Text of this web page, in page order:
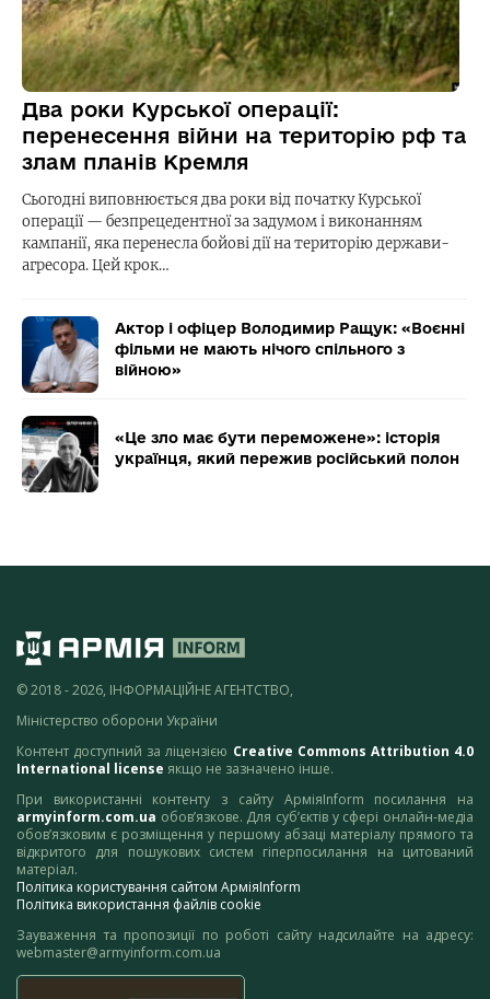
Два роки Курської операції:
перенесення війни на територію рф та
злам планів Кремля
Сьогодні виповнюється два роки від початку Курської
операції — безпрецедентної за задумом і виконанням
кампанії, яка перенесла бойові дії на територію держави-
агресора. Цей крок…
Актор і офіцер Володимир Ращук: «Воєнні
фільми не мають нічого спільного з
війною»
«Це зло має бути переможене»: історія
українця, який пережив російський полон
© 2018 - 2026, ІНФОРМАЦІЙНЕ АГЕНТСТВО,
Міністерство оборони України
Контент доступний за ліцензією Creative Commons Attribution 4.0
International license якщо не зазначено інше.
При використанні контенту з сайту АрміяInform посилання на
armyinform.com.ua обов’язкове. Для суб’єктів у сфері онлайн-медіа
обов’язковим є розміщення у першому абзаці матеріалу прямого та
відкритого для пошукових систем гіперпосилання на цитований
матеріал.
Політика користування сайтом АрміяInform
Політика використання файлів cookie
Зауваження та пропозиції по роботі сайту надсилайте на адресу:
webmaster@armyinform.com.ua